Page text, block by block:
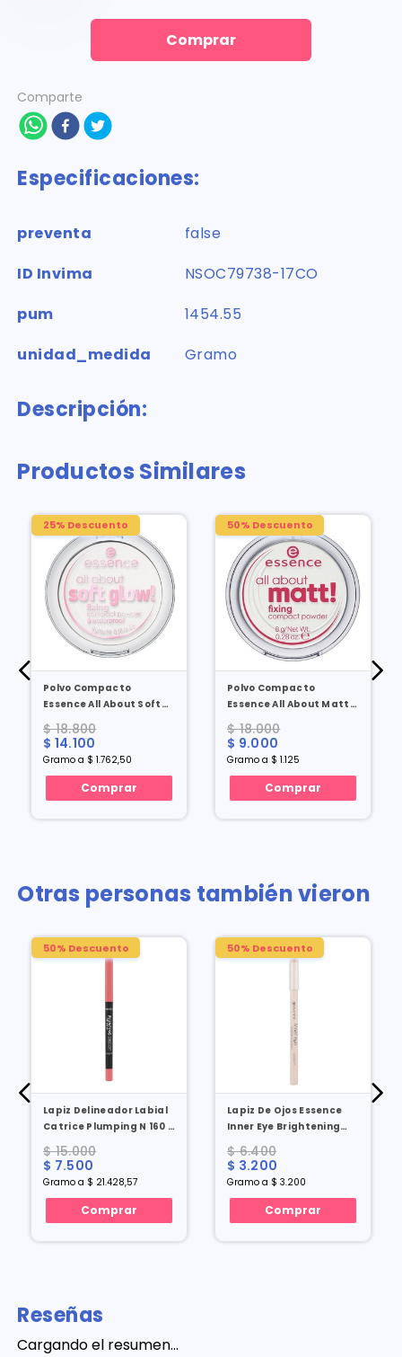
Comprar
Comparte
Especificaciones:
preventa
false
ID Invima
NSOC79738-17CO
pum
1454.55
unidad_medida
Gramo
Descripción:
Productos Similares
25% Descuento
Polvo Compacto
Essence All About Soft
X 8 Gr
$ 18.800
$ 14.100
Gramo a $ 1.762,50
Comprar
50% Descuento
Polvo Compacto
Essence All About Matt
$ 18.000
$ 9.000
Gramo a $ 1.125
Comprar
Otras personas también vieron
50% Descuento
Lapiz Delineador Labial
Catrice Plumping N 160 X
0.35 Gr
$ 15.000
$ 7.500
Gramo a $ 21.428,57
Comprar
50% Descuento
Lapiz De Ojos Essence
Inner Eye Brightening
Pen X 1 Gr
$ 6.400
$ 3.200
Gramo a $ 3.200
Comprar
Reseñas
Cargando el resumen…